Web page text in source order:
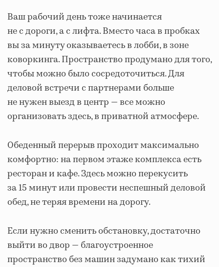
Ваш рабочий день тоже начинается
не с дороги, а с лифта. Вместо часа в пробках
вы за минуту оказываетесь в лобби, в зоне
коворкинга. Пространство продумано для того,
чтобы можно было сосредоточиться. Для
деловой встречи с партнерами больше
не нужен выезд в центр — все можно
организовать здесь, в приватной атмосфере.
Обеденный перерыв проходит максимально
комфортно: на первом этаже комплекса есть
ресторан и кафе. Здесь можно перекусить
за 15 минут или провести неспешный деловой
обед, не теряя времени на дорогу.
Если нужно сменить обстановку, достаточно
выйти во двор — благоустроенное
пространство без машин задумано как тихий